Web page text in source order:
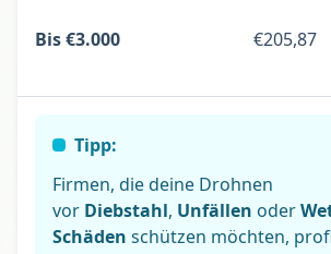
Bis €3.000 €205,87
Tipp:
Firmen, die deine Drohnen
vor Diebstahl, Unfällen oder
Schäden schützen möchten,